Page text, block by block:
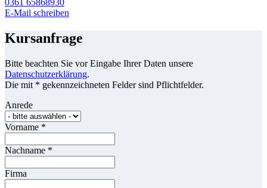
0361 65868930
E-Mail schreiben
Kursanfrage
Bitte beachten Sie vor Eingabe Ihrer Daten unsere
Datenschutzerklärung.
Die mit * gekennzeichneten Felder sind Pflichtfelder.
Anrede
Vorname *
Nachname *
Firma